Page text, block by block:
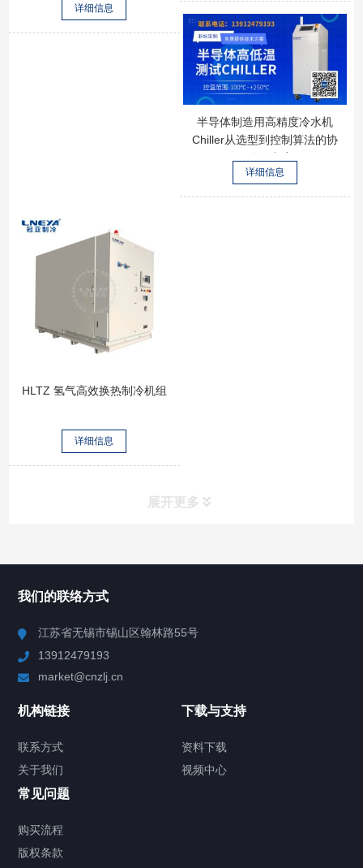
详细信息
半导体制造用高精度冷水机
Chiller从选型到控制算法的协
同优化方案
详细信息
HLTZ 氢气高效换热制冷机组
详细信息
展开更多
Chiller高精度制冷循环器
TCU温度控制单元
Chiller气体控温系统
我们的联络方式
江苏省无锡市锡山区翰林路55号
13912479193
market@cnzlj.cn
机构链接
联系方式
关于我们
下载与支持
资料下载
视频中心
常见问题
购买流程
版权条款